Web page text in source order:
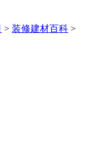
> 装修建材百科 >